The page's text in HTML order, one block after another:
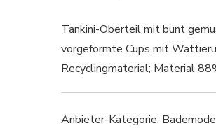
Tankini-Oberteil mit bunt
vorgeformte Cups mit
Recyclingmaterial; Material
Anbieter-Kategorie: Bademode